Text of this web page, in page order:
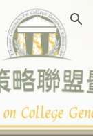
Skip to navigation